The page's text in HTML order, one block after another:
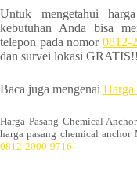
Untuk mengetahui
kebutuhan Anda bisa
telepon pada nomor0812-
dan survei lokasi
Baca juga mengenai Harga
Harga Pasang Chemical
harga pasang chemical
0812-2000-9716